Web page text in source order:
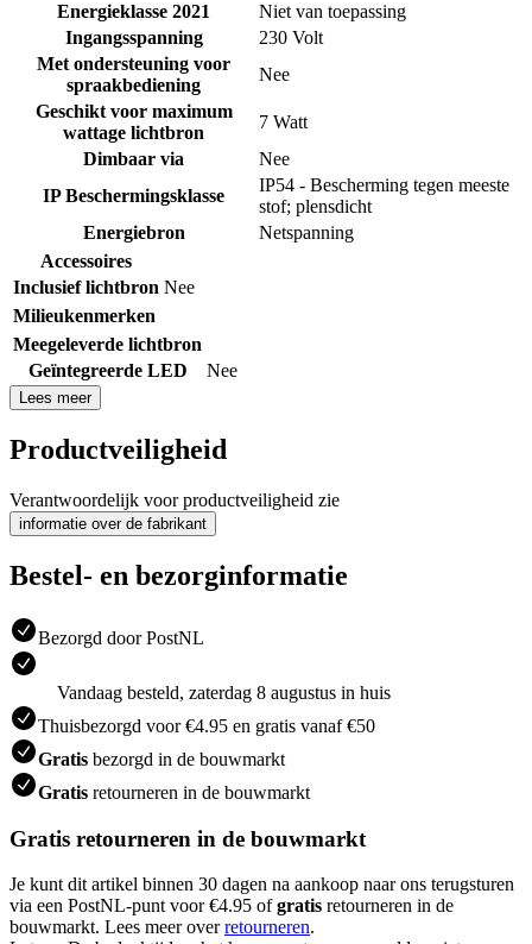
Energieklasse 2021
Niet van toepassing
Ingangsspanning
230 Volt
Met ondersteuning voor
spraakbediening
Nee
Geschikt voor maximum
wattage lichtbron
7 Watt
Dimbaar via
Nee
IP Beschermingsklasse
IP54 - Bescherming tegen meeste
stof; plensdicht
Energiebron
Netspanning
Accessoires
Inclusief lichtbron Nee
Milieukenmerken
Meegeleverde lichtbron
Geïntegreerde LED
Nee
Lees meer
Productveiligheid
Verantwoordelijk voor productveiligheid zie
informatie over de fabrikant
Bestel- en bezorginformatie
Bezorgd door PostNL
Vandaag besteld, zaterdag 8 augustus in huis
Thuisbezorgd voor €4.95 en gratis vanaf €50
Gratis bezorgd in de bouwmarkt
Gratis retourneren in de bouwmarkt
Gratis retourneren in de bouwmarkt
Je kunt dit artikel binnen 30 dagen na aankoop naar ons terugsturen
via een PostNL-punt voor €4.95 ofgratis retourneren in de
bouwmarkt. Lees meer overretourneren.